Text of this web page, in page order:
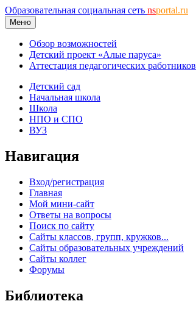
Образовательная социальная сеть nsportal.ru
Меню
Обзор возможностей
Детский проект «Алые паруса»
Аттестация педагогических работников
Детский сад
Начальная школа
Школа
НПО и СПО
ВУЗ
Навигация
Вход/регистрация
Главная
Мой мини-сайт
Ответы на вопросы
Поиск по сайту
Сайты классов, групп, кружков...
Сайты образовательных учреждений
Сайты коллег
Форумы
Библиотека